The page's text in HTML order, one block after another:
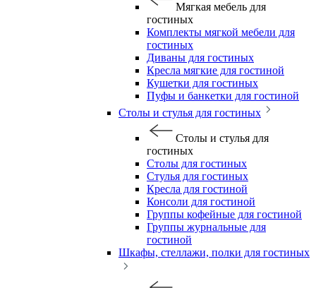
Мягкая мебель для
гостиных
Комплекты мягкой мебели для
гостиных
Диваны для гостиных
Кресла мягкие для гостиной
Кушетки для гостиных
Пуфы и банкетки для гостиной
Столы и стулья для гостиных
Столы и стулья для
гостиных
Столы для гостиных
Стулья для гостиных
Кресла для гостиной
Консоли для гостиной
Группы кофейные для гостиной
Группы журнальные для
гостиной
Шкафы, стеллажи, полки для гостиных